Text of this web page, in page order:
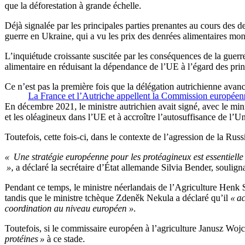
que la déforestation à grande échelle.
Déjà signalée par les principales parties prenantes au cours des
guerre en Ukraine, qui a vu les prix des denrées alimentaires
L’inquiétude croissante suscitée par les conséquences de la
alimentaire en réduisant la dépendance de l’UE à l’égard des
La France et l’Autriche appellent la Commission
Ce n’est pas la première fois que la délégation autrichienne
En décembre 2021, le ministre autrichien avait signé, avec le
et les oléagineux dans l’UE et à accroître l’autosuffisance de
Toutefois, cette fois-ci, dans le contexte de l’agression de la
« Une stratégie européenne pour les protéagineux est
», a déclaré la secrétaire d’État allemande Silvia Bender,
Pendant ce temps, le ministre néerlandais de l’Agriculture Henk
tandis que le ministre tchèque Zdeněk Nekula a déclaré qu’il «
coordination au niveau européen ».
Toutefois, si le commissaire européen à l’agriculture Janusz
protéines » à ce stade.